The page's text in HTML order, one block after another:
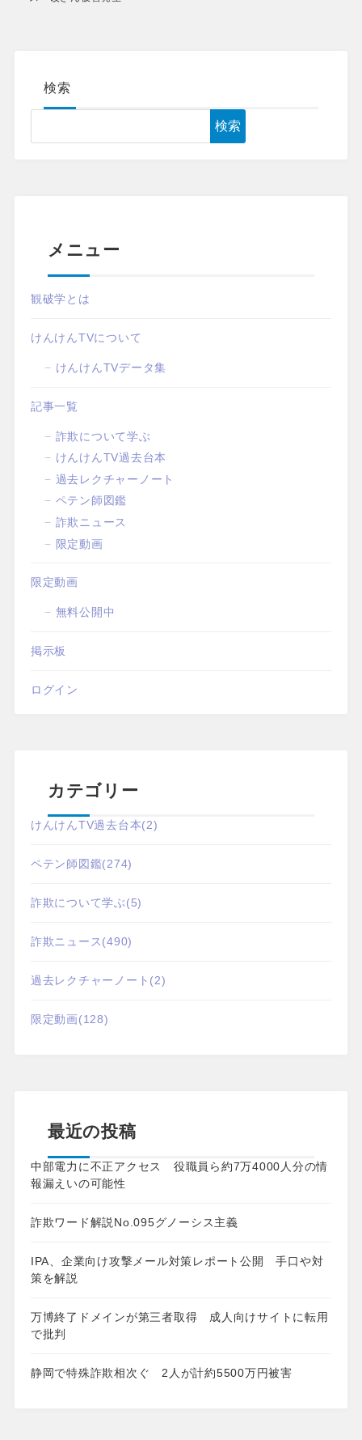
検索
検索
メニュー
観破学とは
けんけんTVについて
けんけんTVデータ集
記事一覧
詐欺について学ぶ
けんけんTV過去台本
過去レクチャーノート
ペテン師図鑑
詐欺ニュース
限定動画
限定動画
無料公開中
掲示板
ログイン
カテゴリー
けんけんTV過去台本(2)
ペテン師図鑑(274)
詐欺について学ぶ(5)
詐欺ニュース(490)
過去レクチャーノート (2)
限定動画(128)
最近の投稿
中部電力に不正アクセス 役職員ら約7万4000人分の情
報漏えいの可能性
詐欺ワード解説No.095グノーシス主義
IPA、企業向け攻撃メール対策レポート公開 手口や対
策を解説
万博終了ドメインが第三者取得 成人向けサイトに転用
で批判
静岡で特殊詐欺相次ぐ 2人が計約5500万円被害